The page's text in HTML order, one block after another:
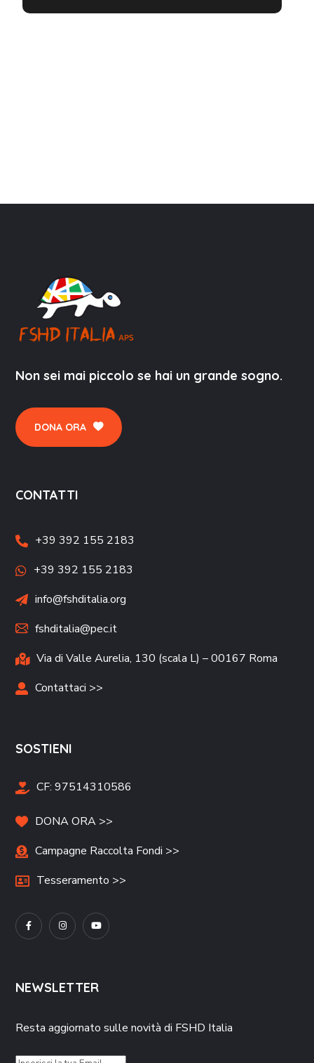
Non sei mai piccolo se hai un grande sogno.
DONA ORA
CONTATTI
+39 392 155 2183
+39 392 155 2183
info@fshditalia.org
fshditalia@pec.it
Via di Valle Aurelia, 130 (scala L) – 00167 Roma
Contattaci >>
SOSTIENI
CF:97514310586
DONA ORA >>
Campagne Raccolta Fondi >>
Tesseramento >>
NEWSLETTER
Resta aggiornato sulle novità di FSHD Italia